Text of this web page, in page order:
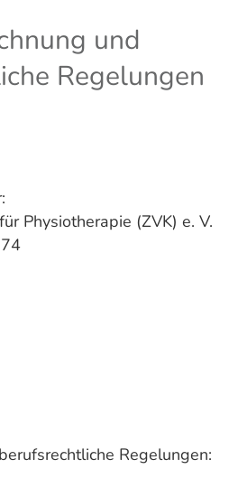
und
Regelungen
Physiotherapie (ZVK) e. V.
Regelungen: